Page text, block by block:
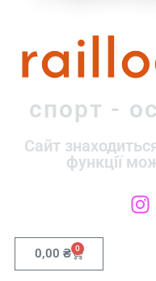
спорт -
Сайт
функції
0,00 ₴ 0